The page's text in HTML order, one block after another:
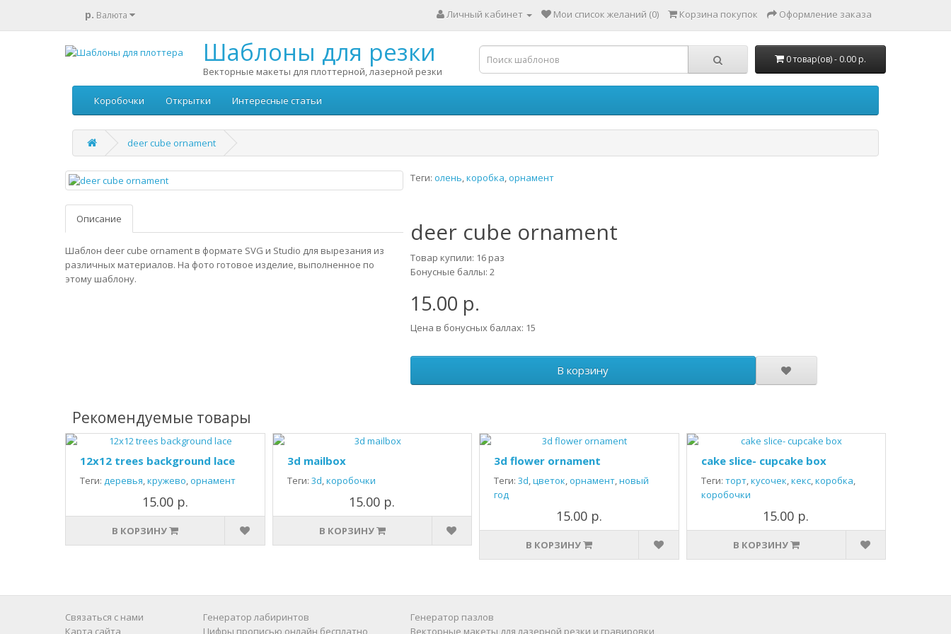
р. Валюта Личный кабинет Мои список желаний (0) Корзина покупок Оформление заказа
Шаблоны для резки
Векторные макеты для плоттерной, лазерной резки
0 товар(ов) - 0.00 р.
Коробочки Открытки Интересные статьи
deer cube ornament
Описание
Шаблон deer cube ornament в формате SVG и Studio для вырезания из
различных материалов. На фото готовое изделие, выполненное по
этому шаблону.
Теги: олень,коробка,орнамент
deer cube ornament
Товар купили: 16 раз
Бонусные баллы: 2
15.00 р.
Цена в бонусных баллах: 15
В корзину
Рекомендуемые товары
12x12 trees background lace
Теги: деревья,кружево,орнамент
15.00 р.
В КОРЗИНУ
3d mailbox
Теги: 3d,коробочки
15.00 р.
В КОРЗИНУ
3d flower ornament
Теги: 3d,цветок,орнамент,новый
год
15.00 р.
В КОРЗИНУ
cake slice- cupcake box
Теги: торт,кусочек,кекс,коробка,
коробочки
15.00 р.
В КОРЗИНУ
Связаться с нами
Карта сайта
Генератор лабиринтов
Цифры прописью онлайн бесплатно
Генератор пазлов
Векторные макеты для лазерной резки и гравировки